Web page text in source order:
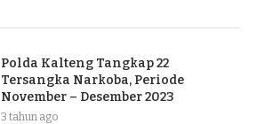
Polda Kalteng Tangkap 22
Tersangka Narkoba, Periode
November – Desember 2023
3 tahun ago